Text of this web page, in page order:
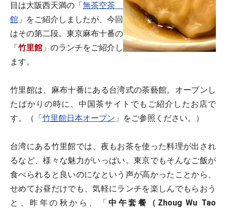
目は大阪西天満の「無茶空茶
館 」をご紹介しましたが、今回
はその第二段。東京麻布十番の
「竹里館 」のランチをご紹介し
ます。
竹里館は、麻布十番にある台湾式の茶藝館。オープンし
たばかりの時に、中国茶サイトでもご紹介したお店で
す。（「竹里館日本オープン 」をご参照ください。）
台湾にある竹里館では、夜もお茶を使った料理が出され
るなど、様々な魅力がいっぱい。東京でもそんなご飯が
食べられると良いのになという声が高かったことから、
せめてお昼だけでも、気軽にランチを楽しんでもらおう
と、昨年の秋から、「中午套餐（Zhoug Wu Tao